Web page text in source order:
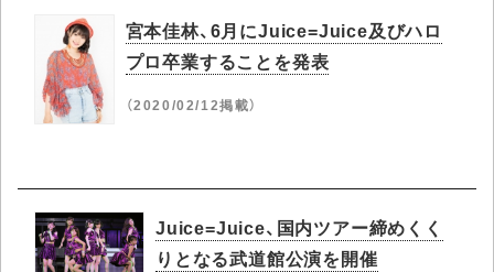
宮本佳林、6月にJuice=Juice及びハロ
プロ卒業することを発表
（2020/02/12掲載）
Juice=Juice、国内ツアー締めくく
りとなる武道館公演を開催